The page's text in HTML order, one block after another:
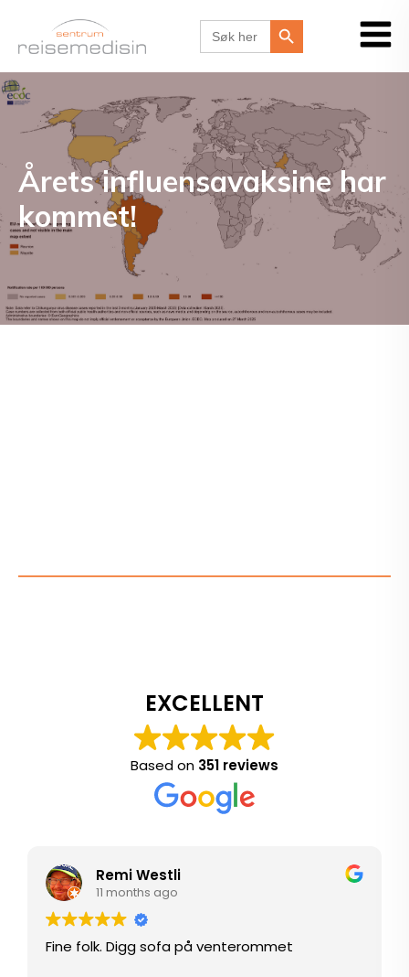
Search
for:
Search Button
Årets influensavaksine har
kommet!
EXCELLENT
Based on 351 reviews
Remi Westli
11 months ago
Fine folk. Digg sofa på venterommet